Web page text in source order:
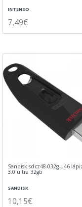
INTENSO
7,49€
Sandisk sdcz48-032g-u46
3.0 ultra 32gb
SANDISK
10,15€